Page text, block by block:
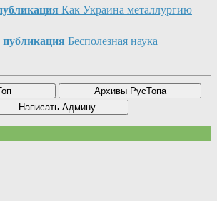
Как Украина металлургию
Бесполезная наука